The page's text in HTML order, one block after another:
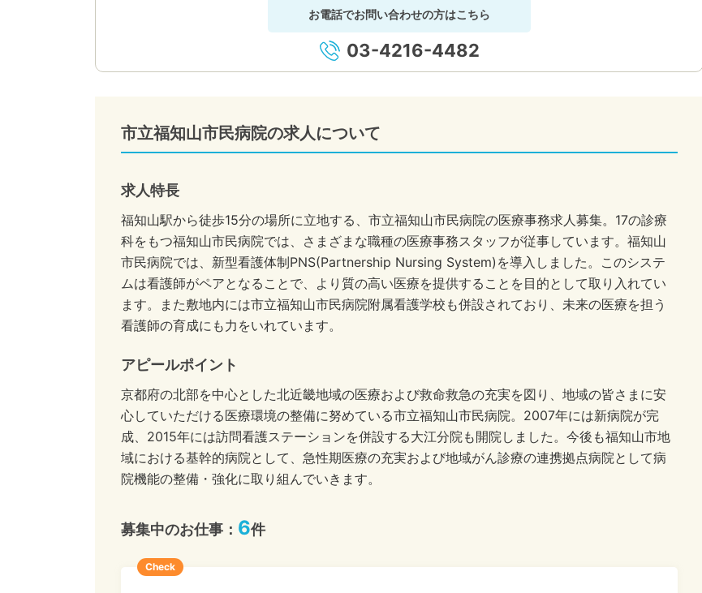
お電話でお問い合わせの方はこちら
03-4216-4482
市立福知山市民病院の求人について
求人特長
福知山駅から徒歩15分の場所に立地する、市立福知山市民病院の医療事務求人募集。17の診療
科をもつ福知山市民病院では、さまざまな職種の医療事務スタッフが従事しています。福知山
市民病院では、新型看護体制PNS(Partnership Nursing System)を導入しました。このシステ
ムは看護師がペアとなることで、より質の高い医療を提供することを目的として取り入れてい
ます。また敷地内には市立福知山市民病院附属看護学校も併設されており、未来の医療を担う
看護師の育成にも力をいれています。
アピールポイント
京都府の北部を中心とした北近畿地域の医療および救命救急の充実を図り、地域の皆さまに安
心していただける医療環境の整備に努めている市立福知山市民病院。2007年には新病院が完
成、2015年には訪問看護ステーションを併設する大江分院も開院しました。今後も福知山市地
域における基幹的病院として、急性期医療の充実および地域がん診療の連携拠点病院として病
院機能の整備・強化に取り組んでいきます。
募集中のお仕事： 6件
Check